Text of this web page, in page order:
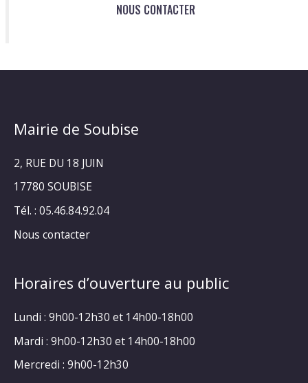
NOUS CONTACTER
Mairie de Soubise
2, RUE DU 18 JUIN
17780 SOUBISE
Tél. : 05.46.84.92.04
Nous contacter
Horaires d’ouverture au public
Lundi : 9h00-12h30 et 14h00-18h00
Mardi : 9h00-12h30 et 14h00-18h00
Mercredi : 9h00-12h30